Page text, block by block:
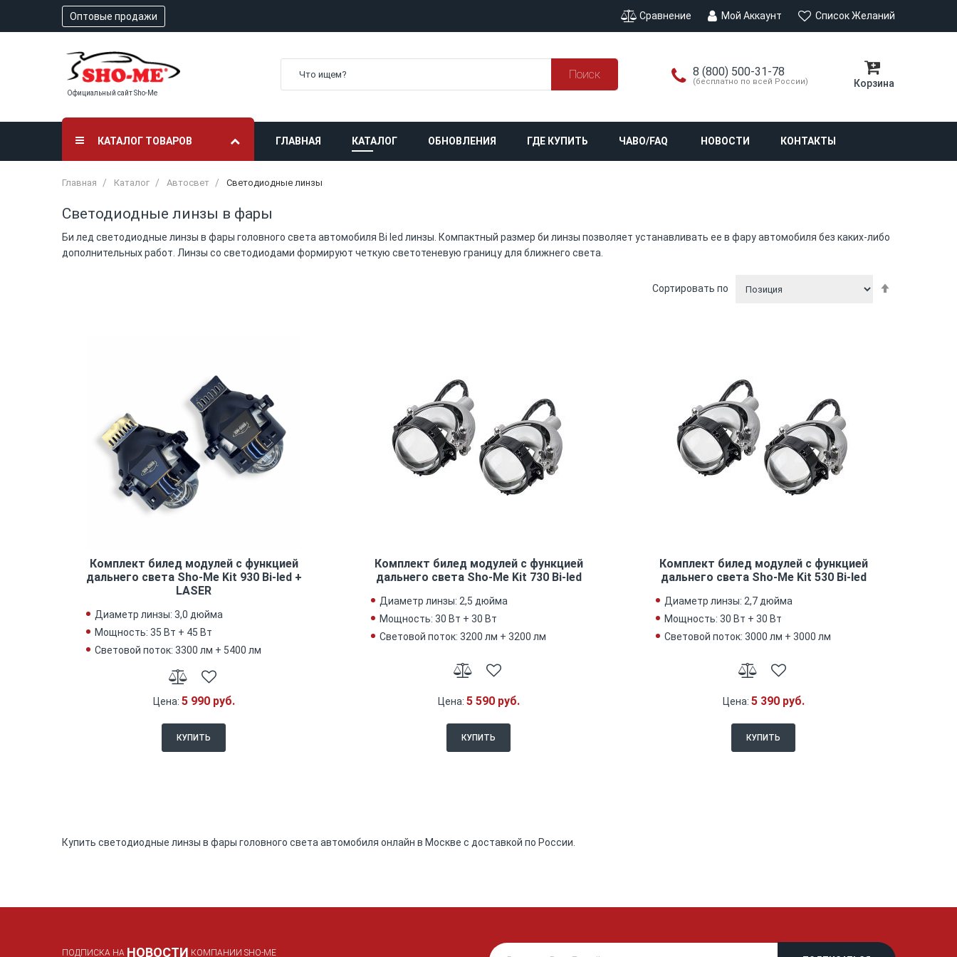
Оптовые продажи Сравнение Мой Аккаунт Список Желаний
Официальный сайт Sho-Me
Корзина
Поиск 8 (800) 500-31-78
(бесплатно по всей России)
КАТАЛОГ ТОВАРОВ ГЛАВНАЯ КАТАЛОГ ОБНОВЛЕНИЯ ГДЕ КУПИТЬ ЧАВО/FAQ НОВОСТИ КОНТАКТЫ
Главная Каталог Автосвет Светодиодные линзы
Светодиодные линзы в фары
Би лед светодиодные линзы в фары головного света автомобиля Bi led линзы. Компактный размер би линзы позволяет устанавливать ее в фару автомобиля без каких-либо
дополнительных работ. Линзы со светодиодами формируют четкую светотеневую границу для ближнего света.
Сортировать по
Комплект билед модулей с функцией
дальнего света Sho-Me Kit 930 Bi-led +
LASER
Диаметр линзы: 3,0 дюйма
Мощность: 35 Вт + 45 Вт
Световой поток: 3300 лм + 5400 лм
Цена: 5 990 руб.
КУПИТЬ
Комплект билед модулей с функцией
дальнего света Sho-Me Kit 730 Bi-led
Диаметр линзы: 2,5 дюйма
Мощность: 30 Вт + 30 Вт
Световой поток: 3200 лм + 3200 лм
Цена: 5 590 руб.
КУПИТЬ
Комплект билед модулей с функцией
дальнего света Sho-Me Kit 530 Bi-led
Диаметр линзы: 2,7 дюйма
Мощность: 30 Вт + 30 Вт
Световой поток: 3000 лм + 3000 лм
Цена: 5 390 руб.
КУПИТЬ
Купить светодиодные линзы в фары головного света автомобиля онлайн в Москве с доставкой по России.
ПОДПИСКА НА НОВОСТИ КОМПАНИИ SHO-ME